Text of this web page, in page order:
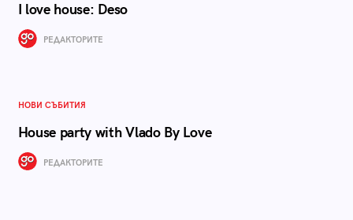
I love house: Deso
РЕДАКТОРИТЕ
НОВИ СЪБИТИЯ
House party with Vlado By Love
РЕДАКТОРИТЕ